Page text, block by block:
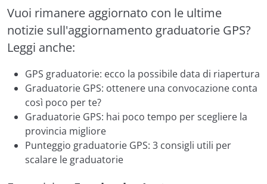
Vuoi rimanere aggiornato con le ultime
notizie sull'aggiornamento graduatorie GPS?
Leggi anche:
GPS graduatorie: ecco la possibile data di riapertura
Graduatorie GPS: ottenere una convocazione conta
così poco per te?
Graduatorie GPS: hai poco tempo per scegliere la
provincia migliore
Punteggio graduatorie GPS: 3 consigli utili per
scalare le graduatorie